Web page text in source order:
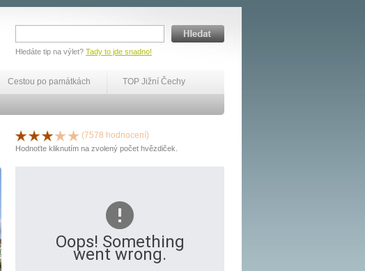
Hledáte tip na výlet? Tady to jde snadno!
Cestou po památkách TOP Jižní Čechy
(7578 hodnocení)
Hodnoťte kliknutím na zvolený počet hvězdiček.
Oops! Something
went wrong.